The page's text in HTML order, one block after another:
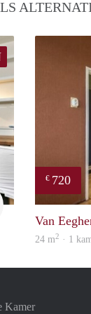
Woning
€ 720
Van
24 m2 · 1
Kamer